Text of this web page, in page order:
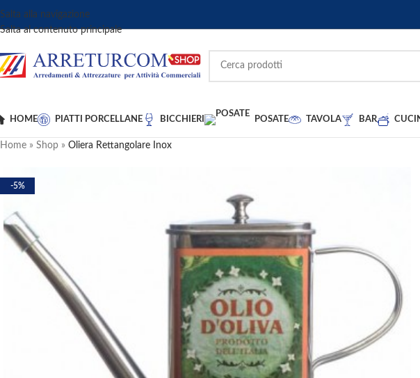
Salta alla navigazione
Salta al contenuto principale
HOME PIATTI PORCELLANE BICCHIERI POSATE TAVOLA BAR
Home » Shop » Oliera Rettangolare Inox
-5%